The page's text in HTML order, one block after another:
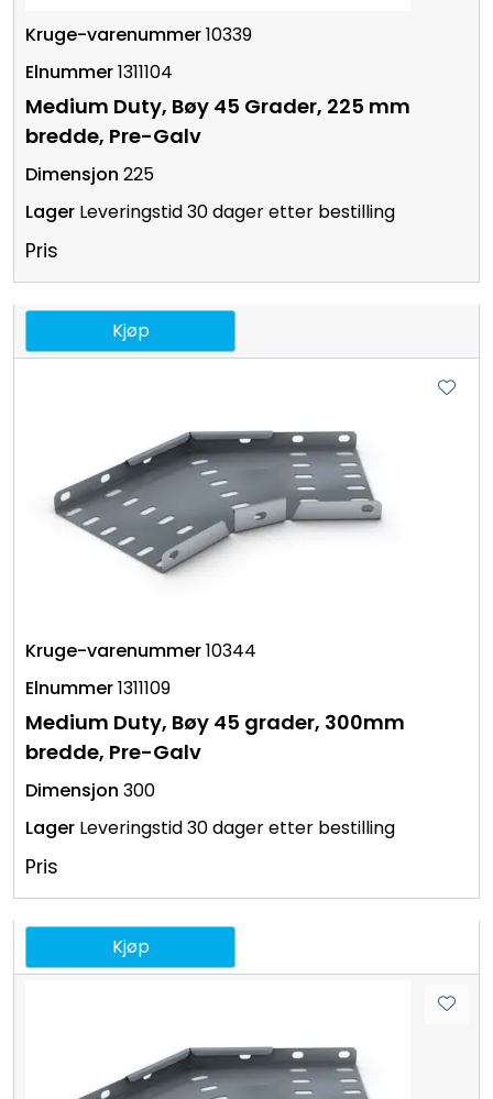
10339
1311104
Medium Duty, Bøy 45 Grader, 225 mm
bredde, Pre-Galv
225
Leveringstid 30 dager etter bestilling
Pris
Kjøp
10344
1311109
Medium Duty, Bøy 45 grader, 300mm
bredde, Pre-Galv
300
Leveringstid 30 dager etter bestilling
Pris
Kjøp